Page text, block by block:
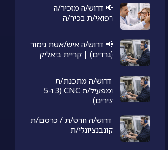
📢 דרוש/ה מזכיר/ה
רפואי/ת בכיר/ה
📢 דרוש/ה איש/אשת גימור
(גרדים) | קריית ביאליק
דרוש/ה מתכנת/ת
ומפעיל/ת CNC (3 ו-5
צירים)
דרוש/ה חרט/ת / כרסם/ת
קונבנציונלי/ת